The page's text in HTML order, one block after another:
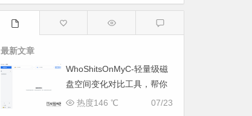
最新文章
WhoShitsOnMyC-轻量级磁
盘空间变化对比工具，帮你
找出“吃掉”空间的罪魁祸首
07/23
热度146 ℃